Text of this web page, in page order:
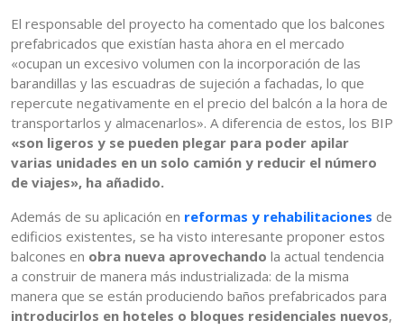
El responsable del proyecto ha comentado que los balcones
prefabricados que existían hasta ahora en el mercado
«ocupan un excesivo volumen con la incorporación de las
barandillas y las escuadras de sujeción a fachadas, lo que
repercute negativamente en el precio del balcón a la hora de
transportarlos y almacenarlos». A diferencia de estos, los BIP
«son ligeros y se pueden plegar para poder apilar
varias unidades en un solo camión y reducir el número
de viajes», ha añadido.
Además de su aplicación en reformas y rehabilitaciones de
edificios existentes, se ha visto interesante proponer estos
balcones en obra nueva aprovechando la actual tendencia
a construir de manera más industrializada: de la misma
manera que se están produciendo baños prefabricados para
introducirlos en hoteles o bloques residenciales nuevos,